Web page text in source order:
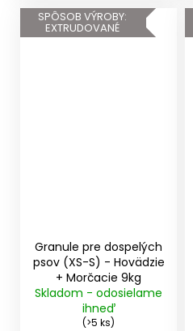
SPÔSOB VÝROBY:
EXTRUDOVANÉ
Granule pre dospelých
psov (XS-S) - Hovädzie
+ Morčacie 9kg
Skladom - odosielame
ihneď
(>5 ks)